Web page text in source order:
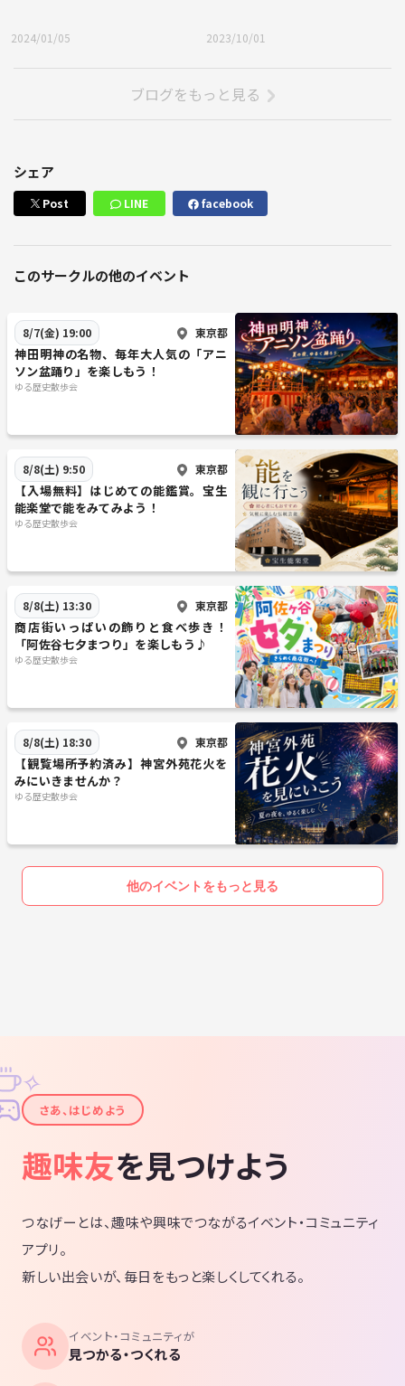
2024/01/05 2023/10/01
ブログをもっと見る
シェア
Post LINE facebook
このサークルの他のイベント
8/7(金) 19:00 東京都
神田明神の名物、毎年大人気の「アニ
ソン盆踊り」を楽しもう！
ゆる歴史散歩会
8/8(土) 9:50 東京都
【入場無料】はじめての能鑑賞。宝生
能楽堂で能をみてみよう！
ゆる歴史散歩会
8/8(土) 13:30 東京都
商店街いっぱいの飾りと食べ歩き！
「阿佐谷七夕まつり」を楽しもう♪
ゆる歴史散歩会
8/8(土) 18:30 東京都
【観覧場所予約済み】神宮外苑花火を
みにいきませんか？
ゆる歴史散歩会
他のイベントをもっと見る
✦
✧
さあ、はじめよう
趣味友を見つけよう
つなげーとは、趣味や興味でつながるイベント・コミュニティ
アプリ。
新しい出会いが、毎日をもっと楽しくしてくれる。
イベント・コミュニティが
見つかる・つくれる